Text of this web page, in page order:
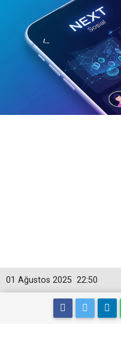
22:50
01 Ağustos 2025